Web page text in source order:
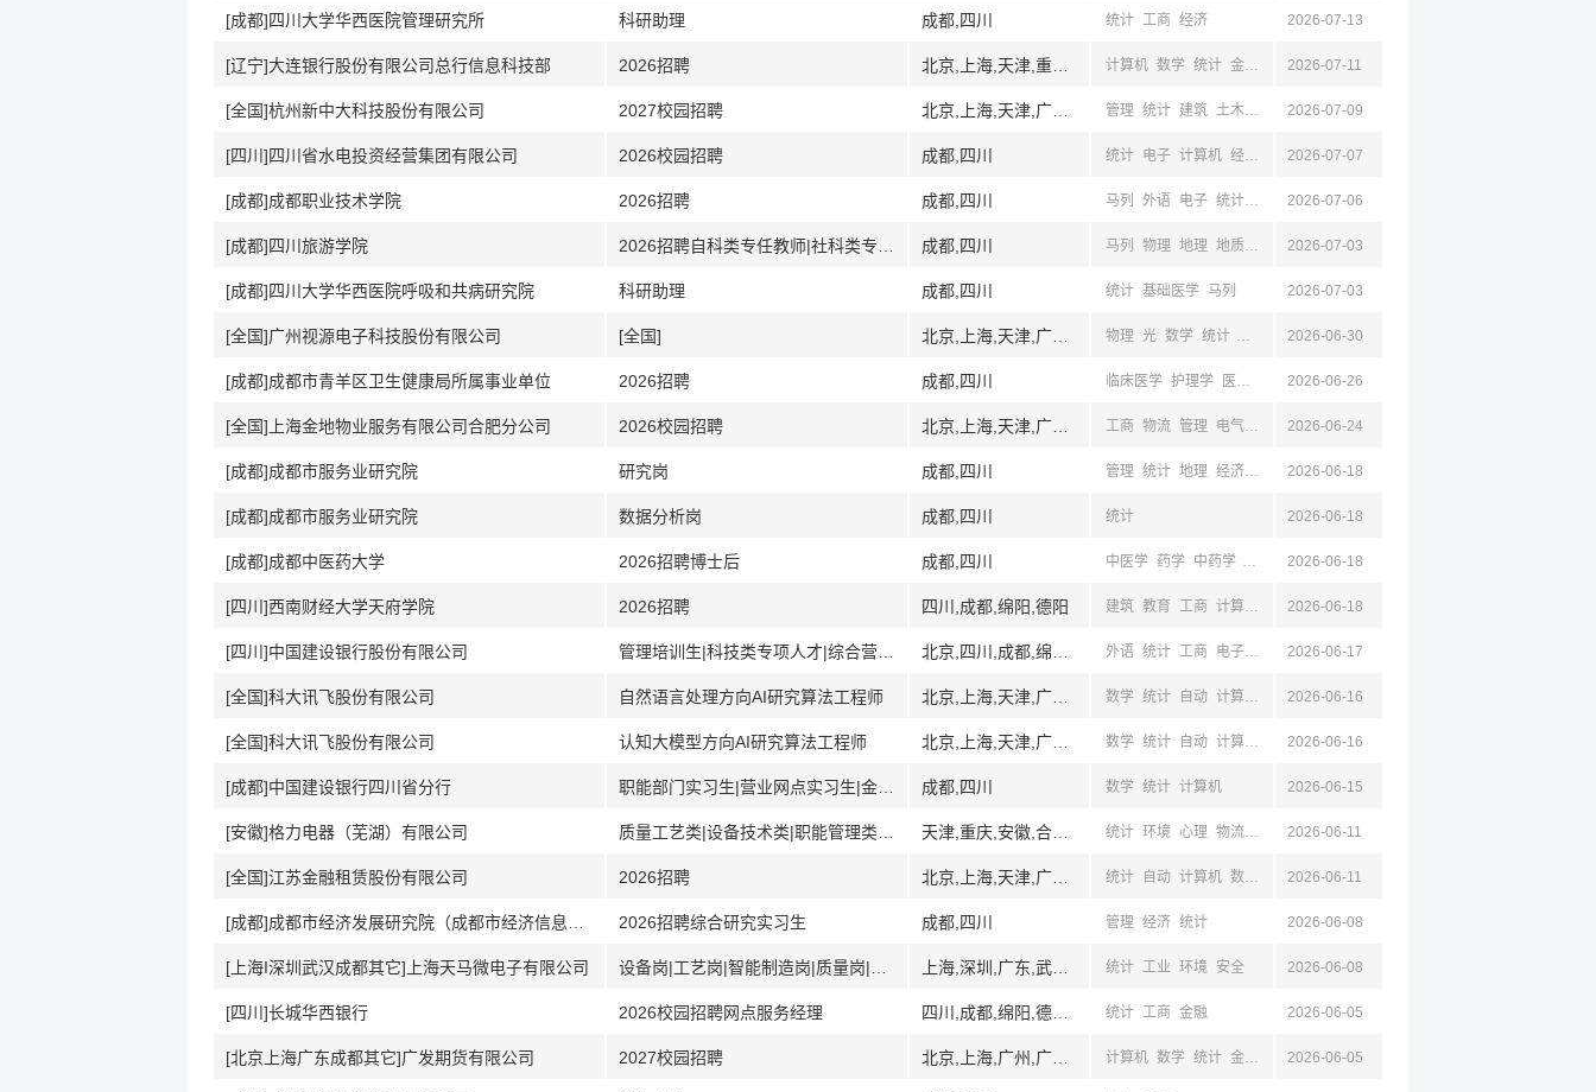
[成都]四川大学华西医院管理研究所 科研助理 成都,四川 统计 工商 经济 2026-07-13
[辽宁]大连银行股份有限公司总行信息科技部 2026招聘 计算机 数学 统计 金融 经济2026-07-11
[全国]杭州新中大科技股份有限公司 2027校园招聘 管理 统计 建筑 土木 计算机 工商 电子
2026-07-09
[四川]四川省水电投资经营集团有限公司 2026校园招聘 成都,四川 统计 电子 计算机 经济 金融 数学 仪器
2026-07-07
[成都]成都职业技术学院 2026招聘 成都,四川 马列 外语 电子 统计 经济 2026-07-06
[成都]四川旅游学院 成都,四川 马列 物理 地理 地质 地质 生物 机械
2026-07-03
[成都]四川大学华西医院呼吸和共病研究院 科研助理 成都,四川 统计 基础医学 马列 2026-07-03
[全国]广州视源电子科技股份有限公司 [全国] 物理 光 数学 统计 自动 计算机 工业
2026-06-30
[成都]成都市青羊区卫生健康局所属事业单位 2026招聘 成都,四川 临床医学 护理学 医学技术 药学 中药学
2026-06-26
[全国]上海金地物业服务有限公司合肥分公司 2026校园招聘 工商 物流 管理 电气 土木 统计
2026-06-24
[成都]成都市服务业研究院 研究岗 成都,四川 管理 统计 地理 经济 经贸 2026-06-18
[成都]成都市服务业研究院 数据分析岗 成都,四川 统计 2026-06-18
[成都]成都中医药大学 2026招聘博士后 成都,四川 中医学 药学 中药学 生物 基础医学 临床医学
2026-06-18
[四川]西南财经大学天府学院 2026招聘 四川,成都,绵阳,德阳 建筑 教育 工商 计算机 电气 自动 电子
2026-06-18
[四川]中国建设银行股份有限公司 外语 统计 工商 电子 计算机 公共
2026-06-17
[全国]科大讯飞股份有限公司 自然语言处理方向AI研究算法工程师 数学 统计 自动 计算机 外语2026-06-16
[全国]科大讯飞股份有限公司 认知大模型方向AI研究算法工程师 数学 统计 自动 计算机 外语2026-06-16
[成都]中国建设银行四川省分行 成都,四川 数学 统计 计算机 2026-06-15
[安徽]格力电器（芜湖）有限公司 统计 环境 心理 物流 工商 新闻 材料
2026-06-11
[全国]江苏金融租赁股份有限公司 2026招聘 统计 自动 计算机 数学 金融 法学 经济
2026-06-11
2026招聘综合研究实习生 成都,四川 管理 经济 统计 2026-06-08
[上海I深圳武汉成都其它]上海天马微电子有限公司 统计 工业 环境 安全 2026-06-08
[四川]长城华西银行 2026校园招聘网点服务经理 统计 工商 金融 2026-06-05
[北京上海广东成都其它]广发期货有限公司 2027校园招聘 计算机 数学 统计 金融 物理2026-06-05